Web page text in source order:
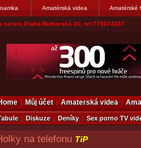
Amatérská videa Amatérské
servis Praha Bulharská 10, tel:775674237
Můj účet Amaterská videa
Diskuze Deníky Sex porno TV
na telefonu TiP